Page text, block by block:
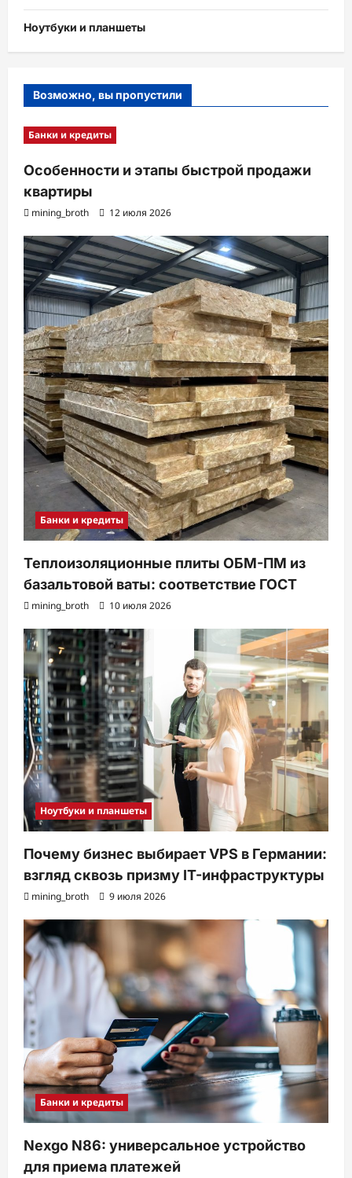
Ноутбуки и планшеты
Возможно, вы пропустили
Банки и кредиты
Особенности и этапы быстрой продажи
квартиры
mining_broth 12 июля 2026
Банки и кредиты
Теплоизоляционные плиты ОБМ-ПМ из
базальтовой ваты: соответствие ГОСТ
mining_broth 10 июля 2026
Ноутбуки и планшеты
Почему бизнес выбирает VPS в Германии:
взгляд сквозь призму IT-инфраструктуры
mining_broth 9 июля 2026
Банки и кредиты
Nexgo N86: универсальное устройство
для приема платежей